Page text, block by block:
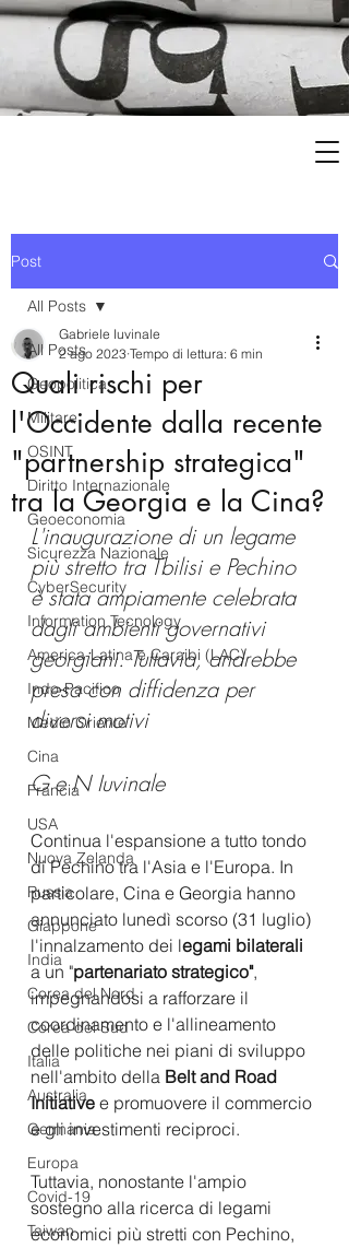
Post
All Posts
Geopolitica
Militare
OSINT
Diritto Internazionale
Geoeconomia
Sicurezza Nazionale
CyberSecurity
Information Tecnology
America-Latina e Caraibi (LAC)
Indo-Pacifico
Medio Oriente
Cina
Francia
USA
Nuova Zelanda
Russia
Giappone
India
Corea del Nord
Corea del Sud
Italia
Australia
Germania
Europa
Covid-19
Taiwan
All Posts
Quali rischi per
l'Occidente dalla recente
"partnership strategica"
tra la Georgia e la Cina?
Gabriele Iuvinale
2 ago 2023 Tempo di lettura: 6 min
L'inaugurazione di un legame
più stretto tra Tbilisi e Pechino
è stata ampiamente celebrata
dagli ambienti governativi
georgiani. Tuttavia, andrebbe
presa con diffidenza per
diversi motivi
G e N Iuvinale
Continua l'espansione a tutto tondo
di Pechino tra l'Asia e l'Europa. In
particolare, Cina e Georgia hanno
annunciato lunedì scorso (31 luglio)
l'innalzamento dei legami bilaterali
a un "partenariato strategico",
impegnandosi a rafforzare il
coordinamento e l'allineamento
delle politiche nei piani di sviluppo
nell'ambito della Belt and Road
Initiative e promuovere il commercio
e gli investimenti reciproci.
Tuttavia, nonostante l'ampio
sostegno alla ricerca di legami
economici più stretti con Pechino,